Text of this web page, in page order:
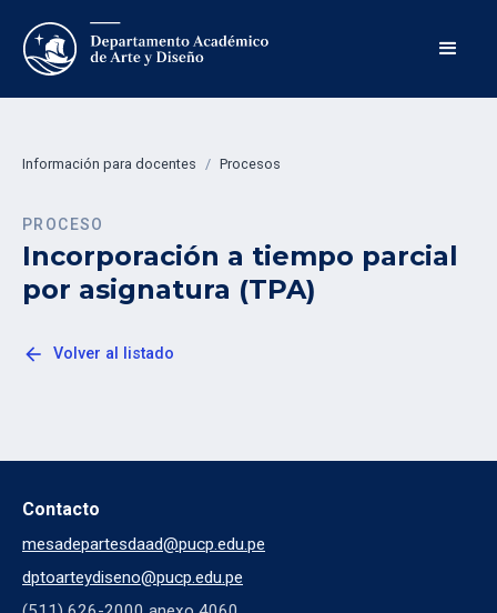
Información para docentes / Procesos
PROCESO
Incorporación a tiempo parcial
por asignatura (TPA)
arrow_back Volver al listado
Contacto
mesadepartesdaad@pucp.edu.pe
dptoarteydiseno@pucp.edu.pe